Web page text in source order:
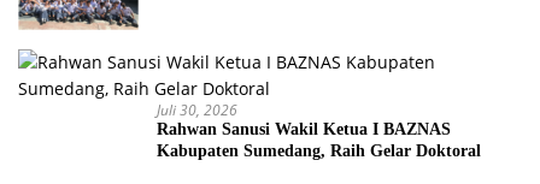
Juli 30, 2026
Rahwan Sanusi Wakil Ketua I BAZNAS
Kabupaten Sumedang, Raih Gelar Doktoral